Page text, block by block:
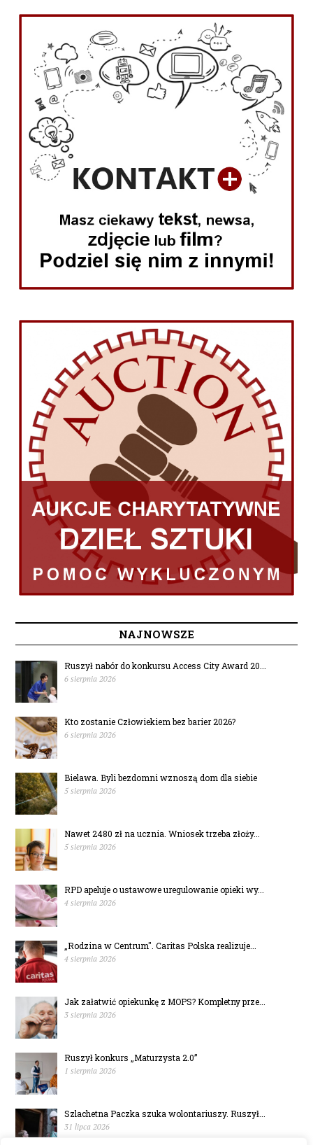
NAJNOWSZE
Ruszył nabór do konkursu Access City Award 20...
6 sierpnia 2026
Kto zostanie Człowiekiem bez barier 2026?
6 sierpnia 2026
Bielawa. Byli bezdomni wznoszą dom dla siebie
5 sierpnia 2026
Nawet 2480 zł na ucznia. Wniosek trzeba złoży...
5 sierpnia 2026
RPD apeluje o ustawowe uregulowanie opieki wy...
4 sierpnia 2026
„Rodzina w Centrum". Caritas Polska realizuje...
4 sierpnia 2026
Jak załatwić opiekunkę z MOPS? Kompletny prze...
3 sierpnia 2026
Ruszył konkurs „Maturzysta 2.0”
1 sierpnia 2026
Szlachetna Paczka szuka wolontariuszy. Ruszył...
31 lipca 2026